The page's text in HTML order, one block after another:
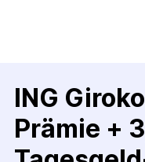
ING
Prämie +